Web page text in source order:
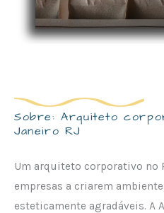
Sobre: Arquiteto
Janeiro RJ
Um arquiteto corporativo no
empresas a criarem
esteticamente agradáveis. A